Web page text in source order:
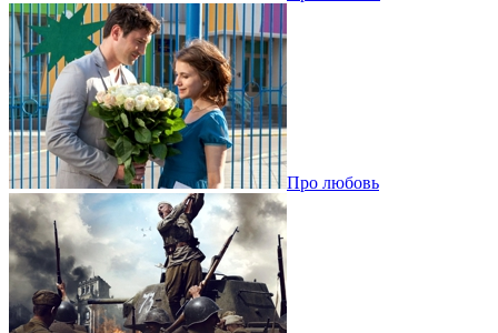
Про любовь